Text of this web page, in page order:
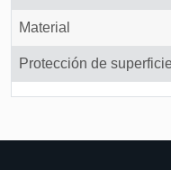
Material
Protección de